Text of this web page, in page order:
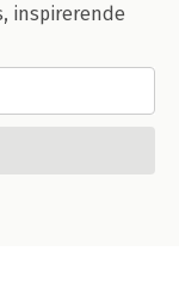
inspirerende